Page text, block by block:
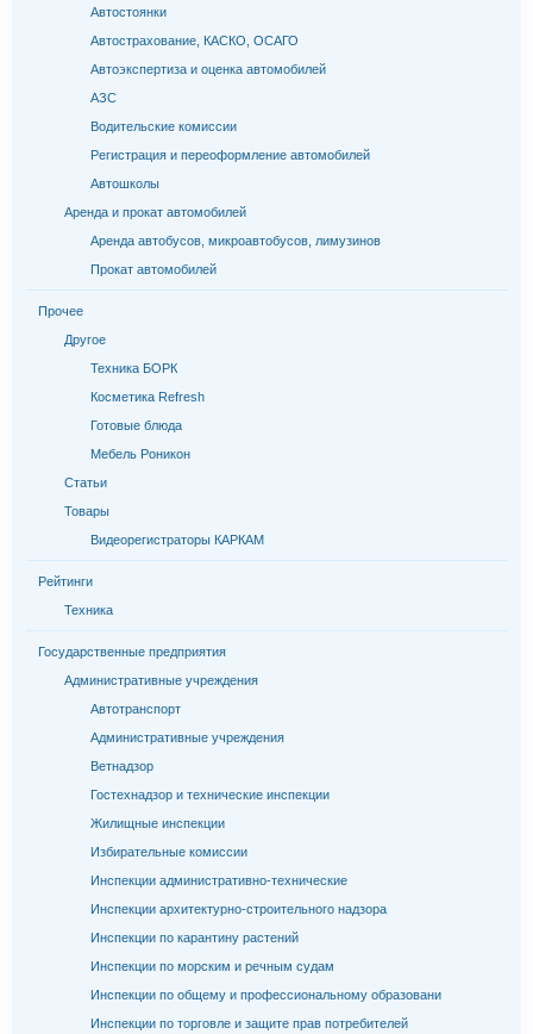
Автостоянки
Автострахование, КАСКО, ОСАГО
Автоэкспертиза и оценка автомобилей
АЗС
Водительские комиссии
Регистрация и переоформление автомобилей
Автошколы
Аренда и прокат автомобилей
Аренда автобусов, микроавтобусов, лимузинов
Прокат автомобилей
Прочее
Другое
Техника БОРК
Косметика Refresh
Готовые блюда
Мебель Роникон
Статьи
Товары
Видеорегистраторы КАРКАМ
Рейтинги
Техника
Государственные предприятия
Административные учреждения
Автотранспорт
Административные учреждения
Ветнадзор
Гостехнадзор и технические инспекции
Жилищные инспекции
Избирательные комиссии
Инспекции административно-технические
Инспекции архитектурно-строительного надзора
Инспекции по карантину растений
Инспекции по морским и речным судам
Инспекции по общему и профессиональному образовани
Инспекции по торговле и защите прав потребителей